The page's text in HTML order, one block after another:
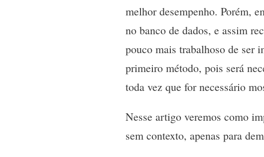
melhor desempenho. Porém,
no banco de dados, e assim
pouco mais trabalhoso de ser
primeiro método, pois será
toda vez que for necessário
Nesse artigo veremos como
sem contexto, apenas para